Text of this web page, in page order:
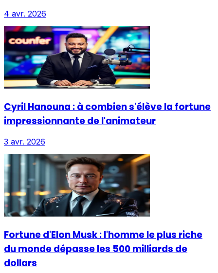
4 avr. 2026
Cyril Hanouna : à combien s'élève la fortune
impressionnante de l'animateur
3 avr. 2026
Fortune d'Elon Musk : l'homme le plus riche
du monde dépasse les 500 milliards de
dollars